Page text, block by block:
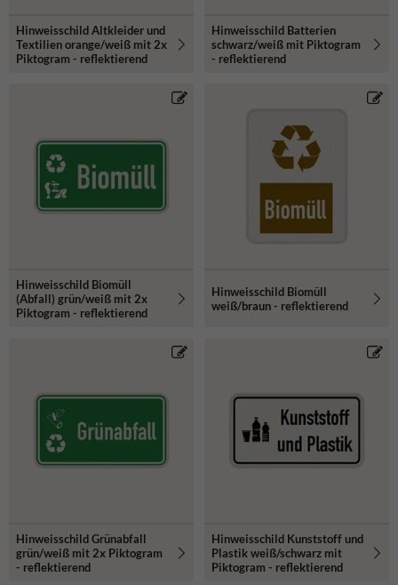
Hinweisschild Altkleider und
Textilien orange/weiß mit 2x
Piktogram - reflektierend
Hinweisschild Batterien
schwarz/weiß mit Piktogram
- reflektierend
Hinweisschild Biomüll
(Abfall) grün/weiß mit 2x
Piktogram - reflektierend
Hinweisschild Biomüll
weiß/braun - reflektierend
Hinweisschild Grünabfall
grün/weiß mit 2x Piktogram
- reflektierend
Hinweisschild Kunststoff und
Plastik weiß/schwarz mit
Piktogram - reflektierend